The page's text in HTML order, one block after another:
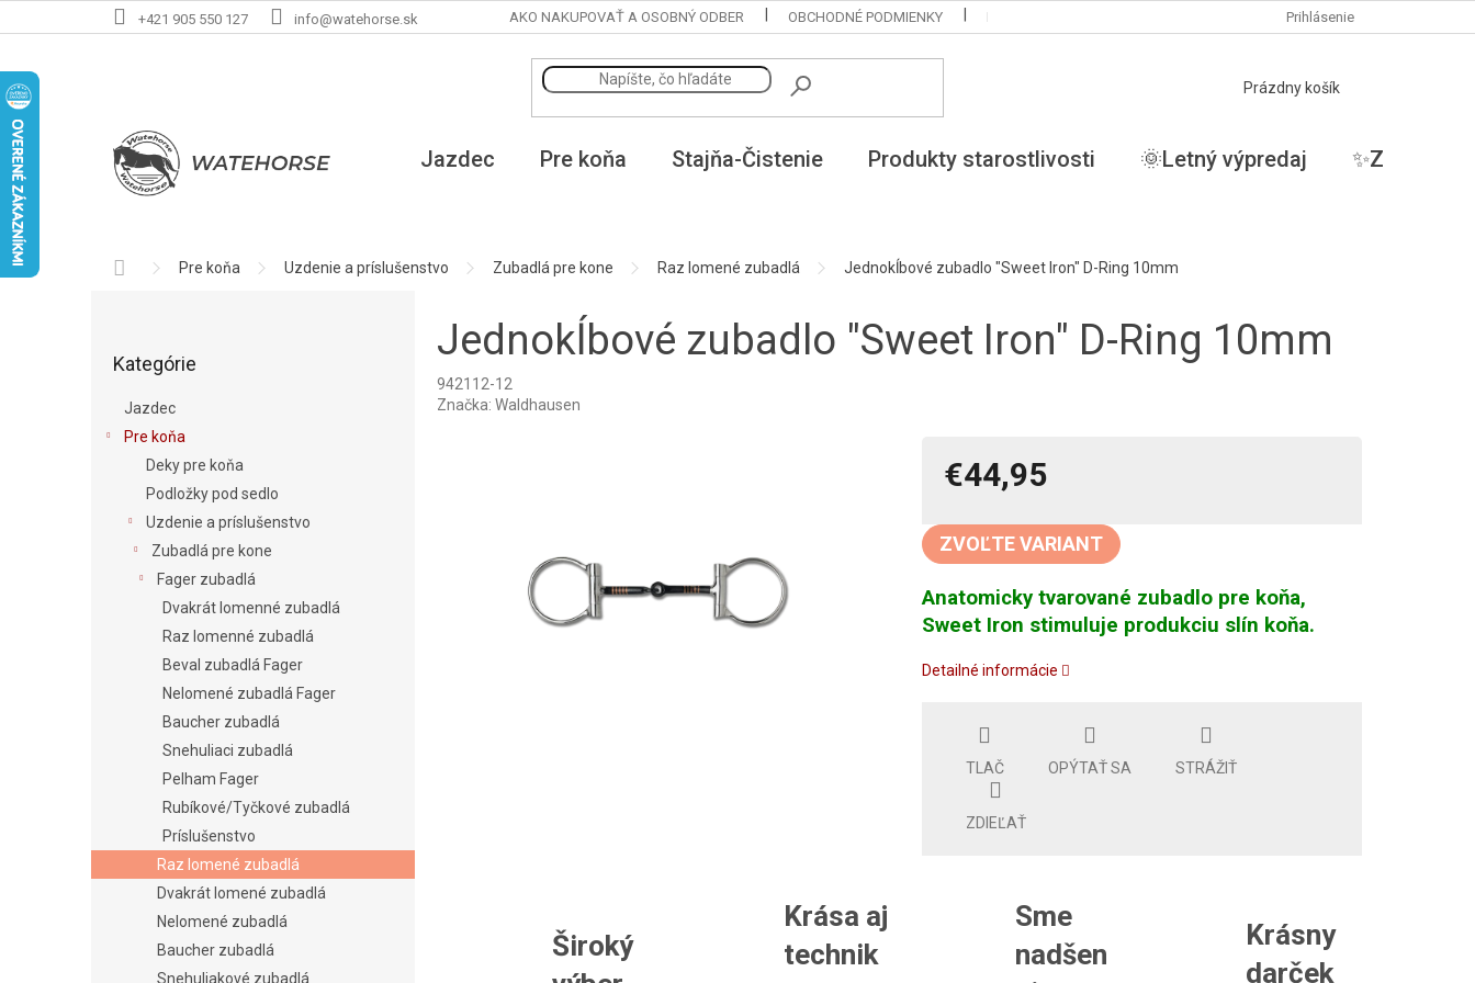
na
+421 905 550 127 info@watehorse.sk AKO NAKUPOVAŤ A OSOBNÝ ODBER OBCHODNÉ PODMIENKY PODMIENKY OCHRANY OSOBNÝCH ÚDAJOV MOJA OBJEDNÁVKA
Prihlásenie
NÁKUPNÝ
Prázdny košík
Jazdec Pre koňa Stajňa-Čistenie Produkty starostlivosti 🌞Letný výpredaj ✨ZĽAVY✨
DomovPre koňa Uzdenie a príslušenstvo Zubadlá pre kone Raz lomené zubadlá Jednokĺbové zubadlo "Sweet Iron" D-Ring 10mm
kategórie
Kategórie
Jazdec
Pre koňa
Deky pre koňa
Podložky pod sedlo
Uzdenie a príslušenstvo
Zubadlá pre kone
Fager zubadlá
Dvakrát lomenné zubadlá
Raz lomenné zubadlá
Beval zubadlá Fager
Nelomené zubadlá Fager
Baucher zubadlá
Snehuliaci zubadlá
Pelham Fager
Rubíkové/Tyčkové zubadlá
Príslušenstvo
Raz lomené zubadlá
Dvakrát lomené zubadlá
Nelomené zubadlá
Baucher zubadlá
Snehuliakové zubadlá
Jednokĺbové zubadlo "Sweet Iron" D-Ring 10mm
942112-12
Značka: Waldhausen
€44,95
cena:
ZVOĽTE VARIANT
Anatomicky tvarované zubadlo pre koňa,
Sweet Iron stimuluje produkciu slín koňa.
Detailné informácie
TLAČ OPÝTAŤ SA STRÁŽIŤ
ZDIEĽAŤ
Široký
Krása aj
technik
Sme
nadšen
Krásny
darček